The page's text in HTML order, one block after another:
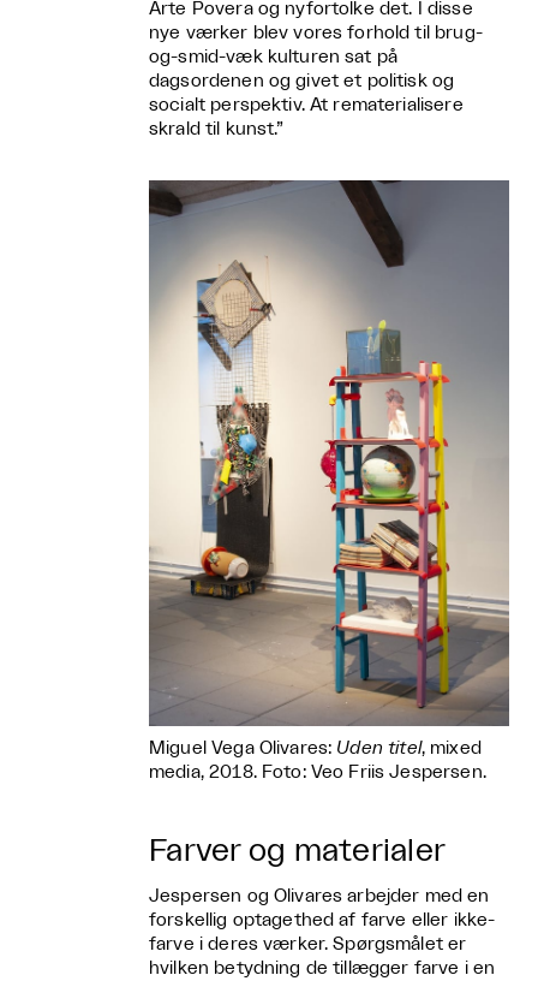
Arte Povera og nyfortolke det. I disse
nye værker blev vores forhold til brug-
og-smid-væk kulturen sat på
dagsordenen og givet et politisk og
socialt perspektiv. At rematerialisere
skrald til kunst.”
Miguel Vega Olivares: Uden titel, mixed
media, 2018. Foto: Veo Friis Jespersen.
Farver og materialer
Jespersen og Olivares arbejder med en
forskellig optagethed af farve eller ikke-
farve i deres værker. Spørgsmålet er
hvilken betydning de tillægger farve i en